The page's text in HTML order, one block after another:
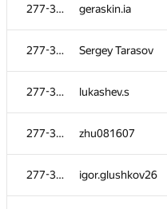
277-329 geraskin.ia
277-329 Sergey Tarasov
277-329 lukashev.s
277-329 zhu081607
277-329 igor.glushkov26
277-329 geraskin.ia
277-329 Sergey Tarasov
277-329 lukashev.s
277-329 zhu081607
277-329 igor.glushkov26